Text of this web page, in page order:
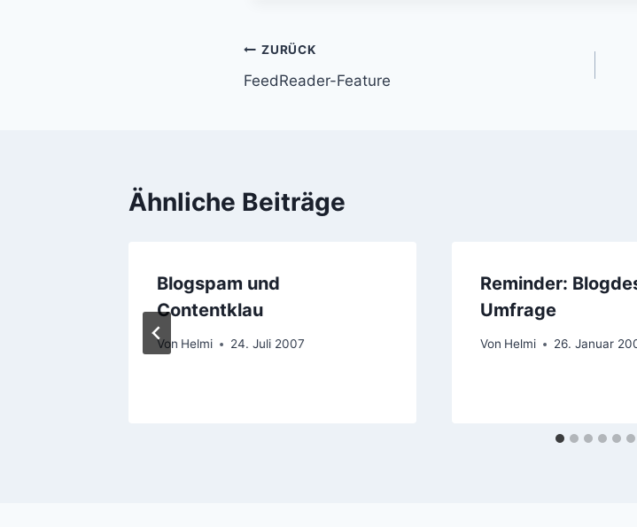
Beitragsnavigation
ZURÜCK
FeedReader-Feature
Ähnliche Beiträge
Blogspam und
Contentklau
Von Helmi 24. Juli 2007
Reminder:
Umfrage
Von Helmi 26. Januar